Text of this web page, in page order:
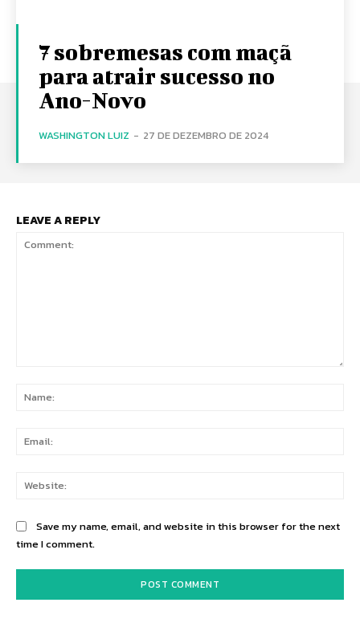
7 sobremesas com maçã
para atrair sucesso no
Ano-Novo
WASHINGTON LUIZ - 27 DE DEZEMBRO DE 2024
LEAVE A REPLY
Save my name, email, and website in this browser for the next
time I comment.